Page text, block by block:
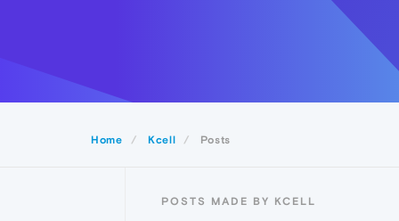
Home Kcell Posts
POSTS MADE BY KCELL